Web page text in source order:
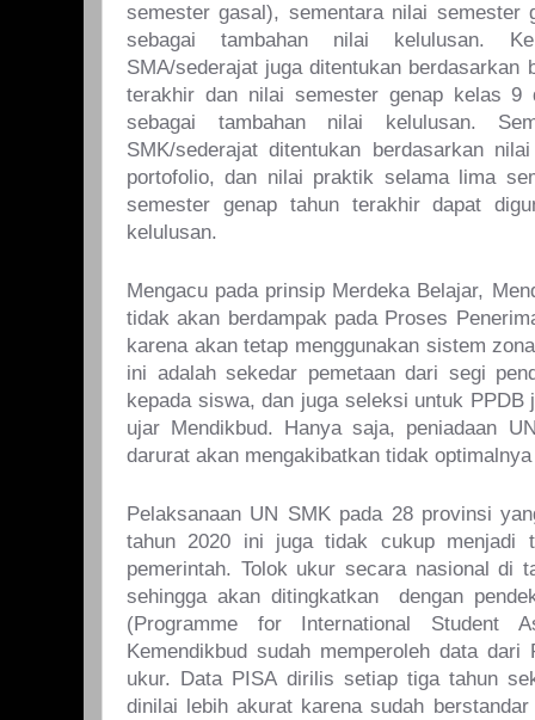
semester gasal), sementara nilai semester
sebagai tambahan nilai kelulusan.
SMA/sederajat juga ditentukan berdasarkan
terakhir dan nilai semester genap kelas 9
sebagai tambahan nilai kelulusan.
SMK/sederajat ditentukan berdasarkan
portofolio, dan nilai praktik selama lima
semester genap tahun terakhir dapat
kelulusan.
Mengacu pada prinsip Merdeka Belajar,
tidak akan berdampak pada Proses
karena akan tetap menggunakan sistem
ini adalah sekedar pemetaan dari segi
kepada siswa, dan juga seleksi untuk PPDB
ujar Mendikbud. Hanya saja, peniadaan
darurat akan mengakibatkan tidak
Pelaksanaan UN SMK pada 28 provinsi
tahun 2020 ini juga tidak cukup menjadi
pemerintah. Tolok ukur secara nasional di
sehingga akan ditingkatkan dengan
(Programme for International Student
Kemendikbud sudah memperoleh data
ukur. Data PISA dirilis setiap tiga tahun
dinilai lebih akurat karena sudah